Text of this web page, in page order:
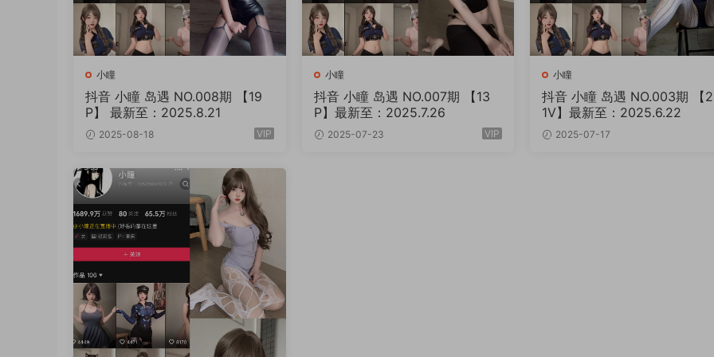
小瞳
抖音 小瞳 岛遇 NO.008期 【19
P】 最新至：2025.8.21
2025-08-18 VIP
小瞳
抖音 小瞳 岛遇 NO.007期 【13
P】最新至：2025.7.26
2025-07-23 VIP
小瞳
抖音 小瞳 岛遇 NO.003期 【
1V】最新至：2025.6.22
2025-07-17